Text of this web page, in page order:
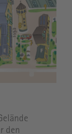
den